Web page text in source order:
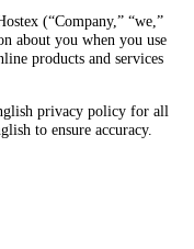
(“Company,” “we,”
about you when you use
products and services
privacy policy for all
to ensure accuracy.